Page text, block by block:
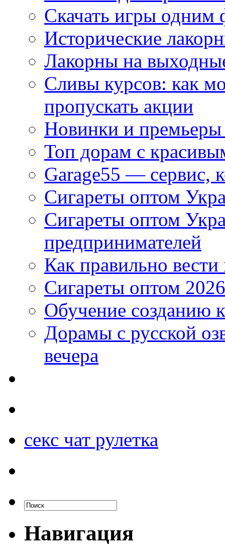
Скачать игры одним
Исторические
Лакорны на
Сливы курсов: как
пропускать акции
Новинки и
Топ дорам с
Garage55 — сервис,
Сигареты оптом
Сигареты оптом
предпринимателей
Как правильно
Сигареты оптом
Обучение созданию
Дорамы с русской
вечера
секс чат рулетка
Навигация